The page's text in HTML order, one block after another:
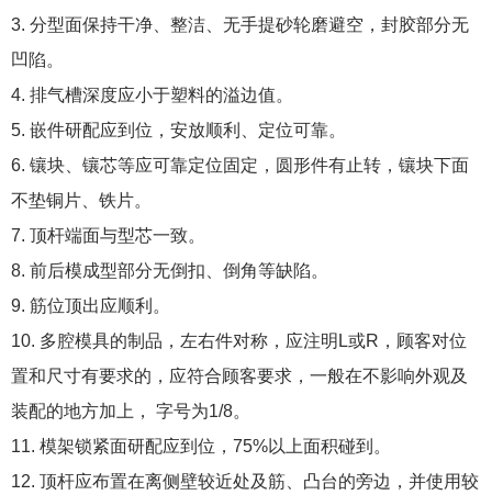
3. 分型面保持干净、整洁、无手提砂轮磨避空，封胶部分无
凹陷。
4. 排气槽深度应小于塑料的溢边值。
5. 嵌件研配应到位，安放顺利、定位可靠。
6. 镶块、镶芯等应可靠定位固定，圆形件有止转，镶块下面
不垫铜片、铁片。
7. 顶杆端面与型芯一致。
8. 前后模成型部分无倒扣、倒角等缺陷。
9. 筋位顶出应顺利。
10. 多腔模具的制品，左右件对称，应注明L或R，顾客对位
置和尺寸有要求的，应符合顾客要求，一般在不影响外观及
装配的地方加上， 字号为1/8。
11. 模架锁紧面研配应到位，75%以上面积碰到。
12. 顶杆应布置在离侧壁较近处及筋、凸台的旁边，并使用较